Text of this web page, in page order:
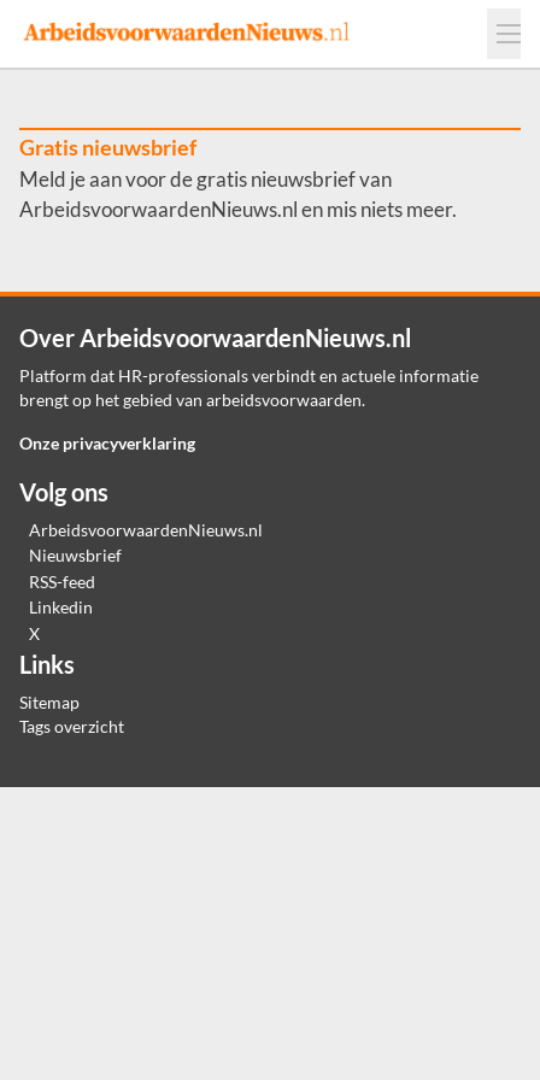
Events
Adverteren
Werkgevers
Contact
Gratis nieuwsbrief
Meld je aan voor de gratis nieuwsbrief van
ArbeidsvoorwaardenNieuws.nl en mis niets meer.
Over ArbeidsvoorwaardenNieuws.nl
Platform dat HR-professionals verbindt en actuele informatie
brengt op het gebied van arbeidsvoorwaarden.
Onze privacyverklaring
Volg ons
ArbeidsvoorwaardenNieuws.nl
Nieuwsbrief
RSS-feed
Linkedin
X
Links
Sitemap
Tags overzicht